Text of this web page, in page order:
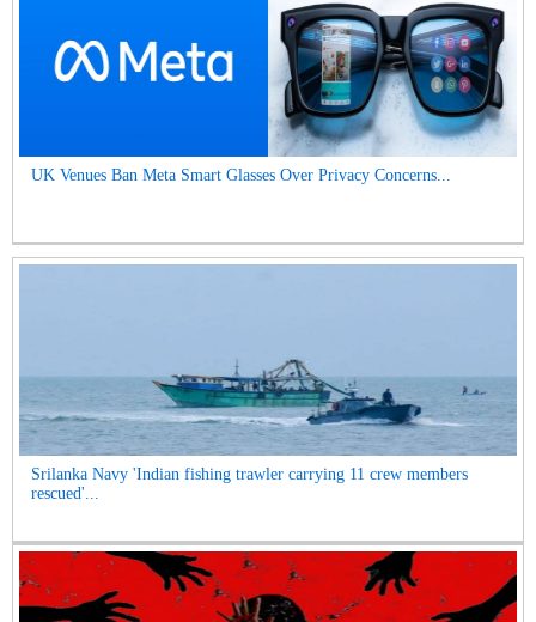
UK Venues Ban Meta Smart Glasses Over Privacy Concerns...
Srilanka Navy 'Indian fishing trawler carrying 11 crew members
rescued'...